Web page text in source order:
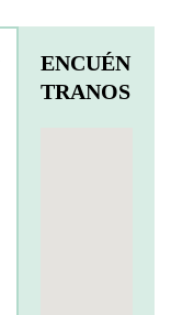
ENCUÉN
TRANOS